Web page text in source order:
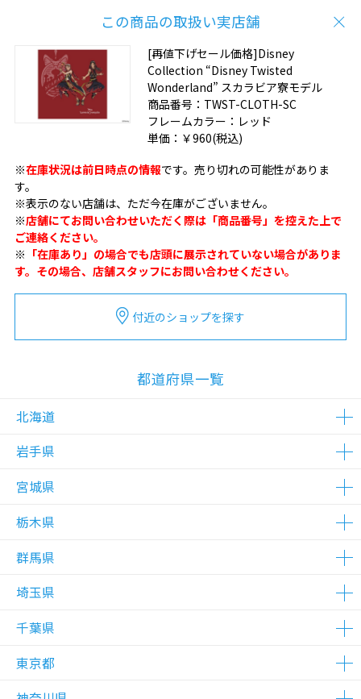
この商品の取扱い実店舗
[再値下げセール価格]Disney
Collection “Disney Twisted
Wonderland” スカラビア寮モデル
商品番号： TWST-CLOTH-SC
フレームカラー： レッド
単価： ￥960(税込)
※在庫状況は前日時点の情報です。売り切れの可能性がありま
す。
※表示のない店舗は、ただ今在庫がございません。
※店舗にてお問い合わせいただく際は「商品番号」を控えた上で
ご連絡ください。
※ 「在庫あり」の場合でも店頭に展示されていない場合がありま
す。その場合、店舗スタッフにお問い合わせください。
付近のショップを探す
都道府県一覧
北海道
△在庫わずか
岩手県
△在庫わずか
宮城県
△在庫わずか
△在庫わずか
栃木県
△在庫わずか
△在庫わずか
群馬県
△在庫わずか
埼玉県
△在庫わずか
△在庫わずか
△在庫わずか
△在庫わずか
△在庫わずか
千葉県
△在庫わずか
△在庫わずか
△在庫わずか
△在庫わずか
東京都